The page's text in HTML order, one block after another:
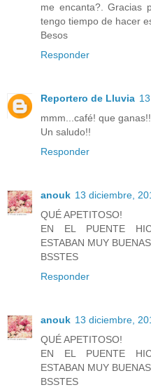
me encanta?. Gracias
tengo tiempo de hacer
Besos
Responder
Reportero de Lluvia
mmm...café! que
Un saludo!!
Responder
anouk 13 diciembre,
QUÉ APETITOSO!
EN EL PUENTE
ESTABAN MUY BUENAS.
BSSTES
Responder
anouk 13 diciembre,
QUÉ APETITOSO!
EN EL PUENTE
ESTABAN MUY BUENAS.
BSSTES